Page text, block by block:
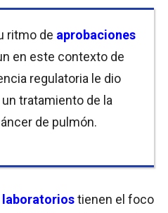
ritmo de aprobaciones
en este contexto de
regulatoria le dio
un tratamiento de la
de pulmón.
laboratoriostienen el foco